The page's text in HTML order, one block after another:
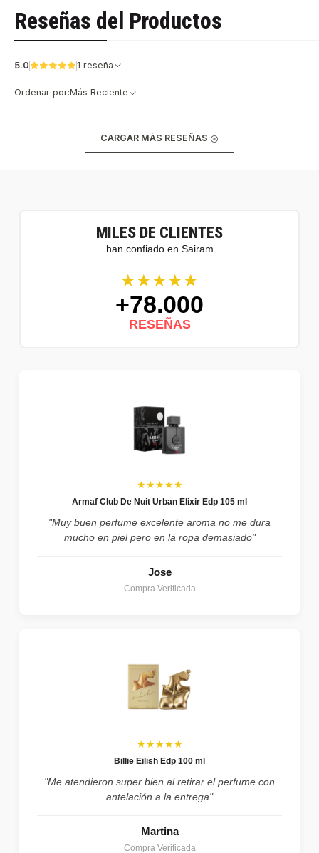
Reseñas del Productos
5.0 1 reseña
Ordenar por:Más Reciente
CARGAR MÁS RESEÑAS
MILES DE CLIENTES
han confiado en Sairam
★★★★★
+78.000
RESEÑAS
★★★★★
Armaf Club De Nuit Urban Elixir Edp 105 ml
"Muy buen perfume excelente aroma no me dura
mucho en piel pero en la ropa demasiado"
Jose
Compra Verificada
★★★★★
Billie Eilish Edp 100 ml
"Me atendieron super bien al retirar el perfume con
antelación a la entrega"
Martina
Compra Verificada